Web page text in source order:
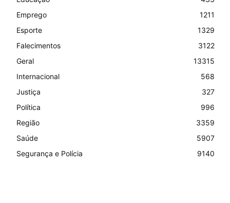
Emprego
1211
Esporte
1329
Falecimentos
3122
Geral
13315
Internacional
568
Justiça
327
Política
996
Região
3359
Saúde
5907
Segurança e Polícia
9140